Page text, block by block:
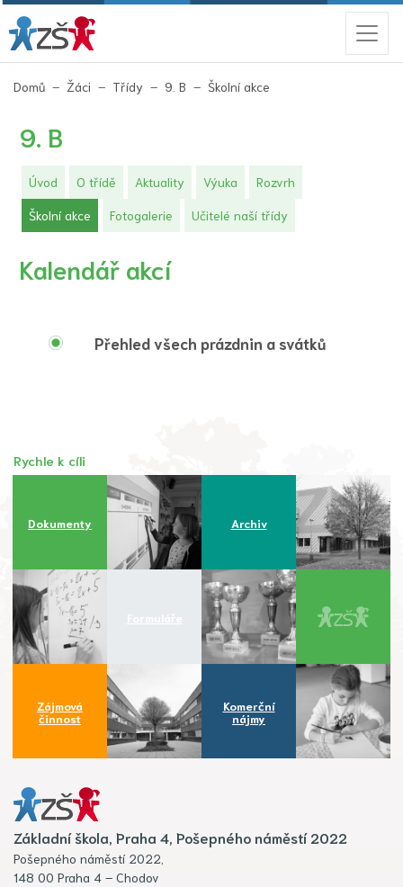
Domů Žáci Třídy 9. B Školní akce
9. B
Úvod O třídě Aktuality Výuka Rozvrh
Školní akce (aktuální)
Fotogalerie Učitelé naší třídy
Kalendář akcí
Přehled všech prázdnin a svátků
Rychle k cíli
Dokumenty Archiv
Zájmová
činnost
Komerční
nájmy
Základní škola, Praha 4, Pošepného náměstí 2022
Pošepného náměstí 2022,
148 00 Praha 4 – Chodov